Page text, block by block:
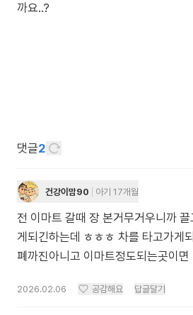
까요..?
댓글2
건강이맘90 아기 17개월
전 이마트 갈때 장 본거무거우니까
게되긴하는데 ㅎㅎㅎ 차를 타고가게
폐까진아니고 이마트정도되는곳이면
2026.02.06 공감해요 답글달기